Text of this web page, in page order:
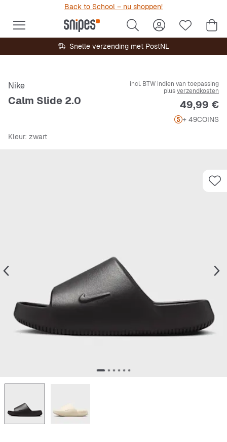
Back to School – nu shoppen!
Snelle verzending met PostNL
Nike
Calm Slide 2.0
incl. BTW indien van toepassing
plusverzendkosten
Prijs
49,99 €
+ 49COINS
Kleur: zwart